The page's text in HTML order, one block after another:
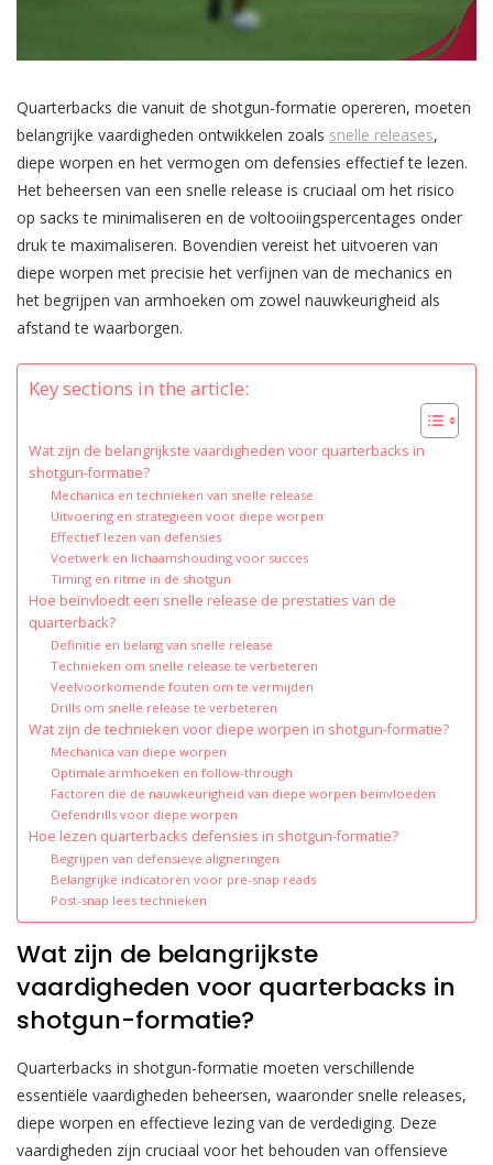
Quarterbacks die vanuit de shotgun-formatie opereren, moeten
belangrijke vaardigheden ontwikkelen zoals snelle releases,
diepe worpen en het vermogen om defensies effectief te lezen.
Het beheersen van een snelle release is cruciaal om het risico
op sacks te minimaliseren en de voltooiingspercentages onder
druk te maximaliseren. Bovendien vereist het uitvoeren van
diepe worpen met precisie het verfijnen van de mechanics en
het begrijpen van armhoeken om zowel nauwkeurigheid als
afstand te waarborgen.
Key sections in the article:
Wat zijn de belangrijkste vaardigheden voor quarterbacks in
shotgun-formatie?
Mechanica en technieken van snelle release
Uitvoering en strategieën voor diepe worpen
Effectief lezen van defensies
Voetwerk en lichaamshouding voor succes
Timing en ritme in de shotgun
Hoe beïnvloedt een snelle release de prestaties van de
quarterback?
Definitie en belang van snelle release
Technieken om snelle release te verbeteren
Veelvoorkomende fouten om te vermijden
Drills om snelle release te verbeteren
Wat zijn de technieken voor diepe worpen in shotgun-formatie?
Mechanica van diepe worpen
Optimale armhoeken en follow-through
Factoren die de nauwkeurigheid van diepe worpen beïnvloeden
Oefendrills voor diepe worpen
Hoe lezen quarterbacks defensies in shotgun-formatie?
Begrijpen van defensieve aligneringen
Belangrijke indicatoren voor pre-snap reads
Post-snap lees technieken
Wat zijn de belangrijkste
vaardigheden voor quarterbacks in
shotgun-formatie?
Quarterbacks in shotgun-formatie moeten verschillende
essentiële vaardigheden beheersen, waaronder snelle releases,
diepe worpen en effectieve lezing van de verdediging. Deze
vaardigheden zijn cruciaal voor het behouden van offensieve